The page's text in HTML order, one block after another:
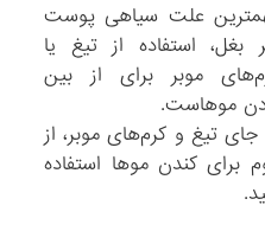
علت سیاهی پوست
بغل، استفاده از تیغ یا
موبر برای از بین
موهاست.
جای تیغ و کرم‌های موبر، از
برای کندن موها استفاده